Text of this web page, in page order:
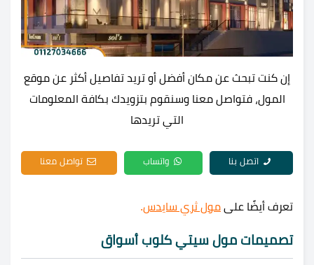
إن كنت تبحث عن مكان أفضل أو تريد تفاصيل أكثر عن موقع
المول، فتواصل معنا وسنقوم بتزويدك بكافة المعلومات
التي تريدها
اتصل بنا واتساب تواصل معنا
تعرف أيضًا على مول ثري سايدس.
تصميمات مول سيتي كلوب أسواق